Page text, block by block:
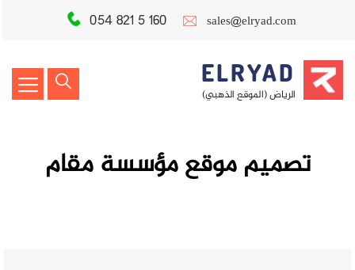
sales@elryad.com
054 821 5 160
ELRYAD
الرياض (الموقع الذهبي)
تصميم موقع مؤسسة مقام